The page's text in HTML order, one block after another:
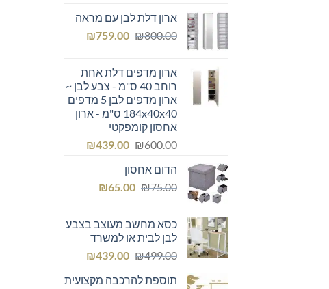
היה:
₪300.00.
הוא:
₪299.00.
ארון דלת לבן עם מראה
₪800.00
המחיר
₪800.00.
₪759.00
המחיר
₪759.00.ארון מדפים דלת אחת
רוחב 40 ס"מ - צבע לבן ~
ארון מדפים לבן 5 מדפים
184x40x40 ס"מ - ארון
אחסון קומפקטי
₪600.00
המחיר
היה:
₪600.00.
₪439.00
המחיר
הדום אחסון
₪75.00
המחיר
₪75.00.
₪65.00
המחיר
₪65.00.
כסא מחשב מעוצב בצבע
לבן לבית או למשרד
₪499.00
המחיר
היה:
₪439.00
המחיר
הוא:
תוספת להרכבה מקצועית